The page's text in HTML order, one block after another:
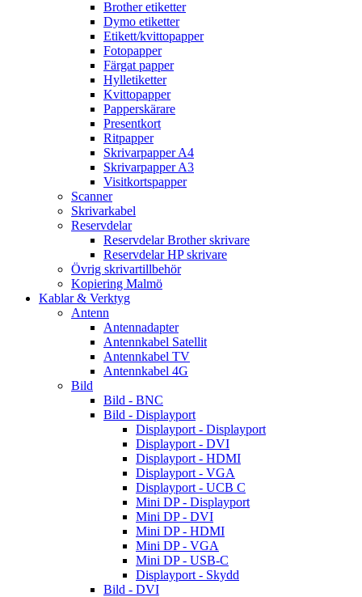
Brother etiketter
Dymo etiketter
Etikett/kvittopapper
Fotopapper
Färgat papper
Hylletiketter
Kvittopapper
Papperskärare
Presentkort
Ritpapper
Skrivarpapper A4
Skrivarpapper A3
Visitkortspapper
Scanner
Skrivarkabel
Reservdelar
Reservdelar Brother skrivare
Reservdelar HP skrivare
Övrig skrivartillbehör
Kopiering Malmö
Kablar & Verktyg
Antenn
Antennadapter
Antennkabel Satellit
Antennkabel TV
Antennkabel 4G
Bild
Bild - BNC
Bild - Displayport
Displayport - Displayport
Displayport - DVI
Displayport - HDMI
Displayport - VGA
Displayport - UCB C
Mini DP - Displayport
Mini DP - DVI
Mini DP - HDMI
Mini DP - VGA
Mini DP - USB-C
Displayport - Skydd
Bild - DVI